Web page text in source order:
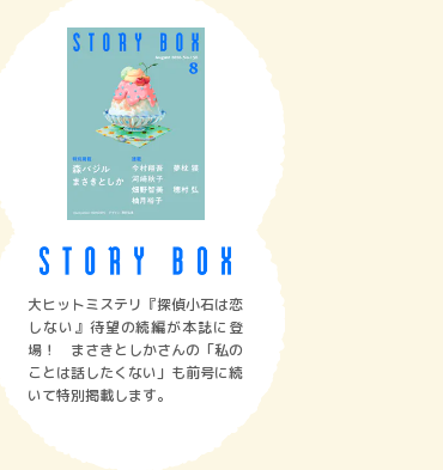
大ヒットミステリ『探偵小石は恋
しない』待望の続編が本誌に登
場！ まさきとしかさんの「私の
ことは話したくない」も前号に続
いて特別掲載します。